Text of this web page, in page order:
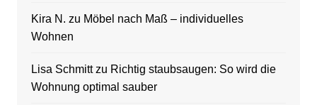
Kira N. zu Möbel nach Maß – individuelles
Wohnen
Lisa Schmittzu Richtig staubsaugen: So wird die
Wohnung optimal sauber